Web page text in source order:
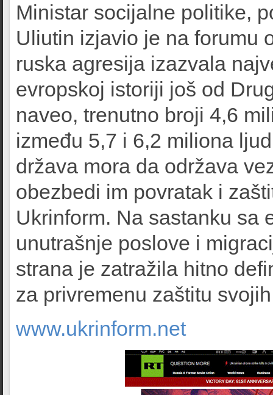
Ministar socijalne politike,
Uliutin izjavio je na forumu
ruska agresija izazvala
evropskoj istoriji još od
naveo, trenutno broji 4,6
između 5,7 i 6,2 miliona
država mora da održava
obezbedi im povratak i
Ukrinform. Na sastanku sa
unutrašnje poslove i
strana je zatražila hitno
za privremenu zaštitu
www.ukrinform.net